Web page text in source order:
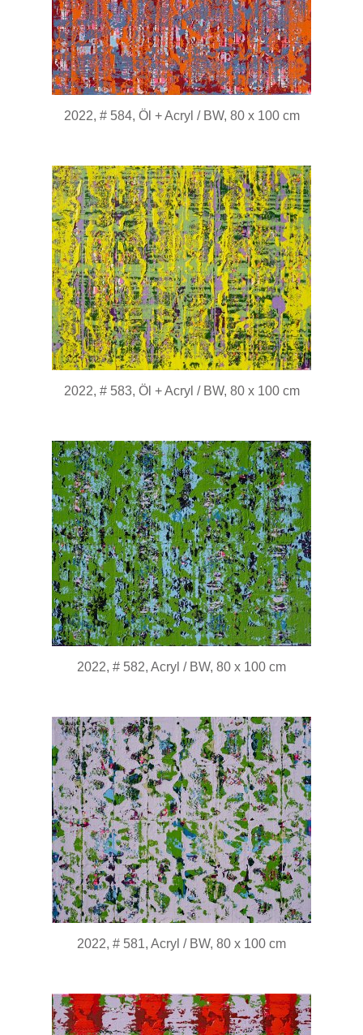
2022, # 584, Öl + Acryl / BW, 80 x 100 cm
2022, # 583, Öl + Acryl / BW, 80 x 100 cm
2022, # 582, Acryl / BW, 80 x 100 cm
2022, # 581, Acryl / BW, 80 x 100 cm